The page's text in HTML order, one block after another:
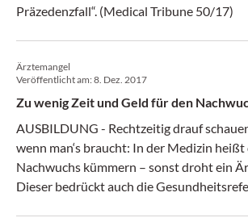
Präzedenzfall“. (Medical Tribune 50/17)
Ärztemangel
Veröffentlicht am:8. Dez. 2017
Zu wenig Zeit und Geld für den
AUSBILDUNG - Rechtzeitig drauf schauen, dass
wenn man‘s braucht: In der Medizin heißt
Nachwuchs kümmern – sonst droht ein Ärztemangel.
Dieser bedrückt auch die Gesundheitsreferenten der